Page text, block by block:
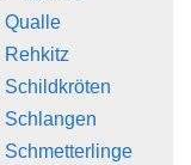
Qualle
Rehkitz
Schildkröten
Schlangen
Schmetterlinge